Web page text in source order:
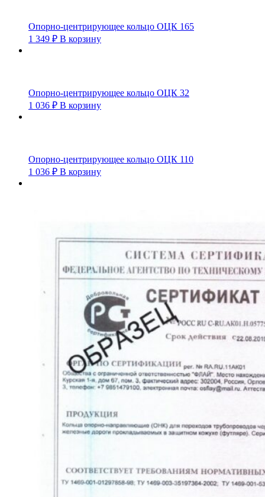
Опорно-центрирующее кольцо ОЦК 165
1 349 ₽ В корзину
Опорно-центрирующее кольцо ОЦК 32
1 036 ₽ В корзину
Опорно-центрирующее кольцо ОЦК 110
1 036 ₽ В корзину